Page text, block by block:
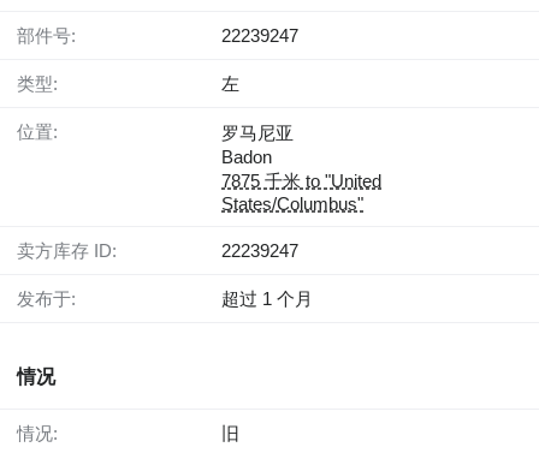
部件号: 22239247
类型: 左
位置:
罗马尼亚
Badon
7875 千米 to "United
States/Columbus"
卖方库存 ID: 22239247
发布于: 超过 1 个月
情况
情况: 旧